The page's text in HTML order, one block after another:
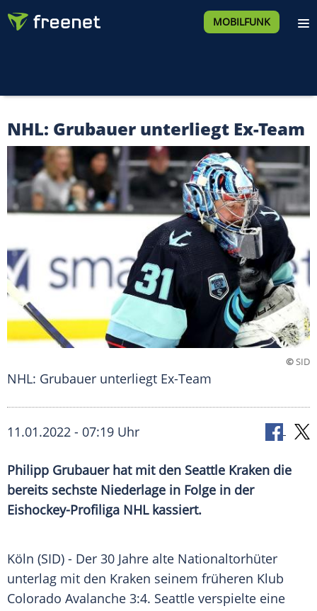
MOBILFUNK
NHL: Grubauer unterliegt Ex-Team
©SID
NHL: Grubauer unterliegt Ex-Team
11.01.2022 - 07:19 Uhr
Philipp Grubauerhat mit den Seattle Kraken die
bereits sechste Niederlage in Folge in der
Eishockey-Profiliga NHLkassiert.
Köln (SID) - Der 30 Jahre alte Nationaltorhüter
unterlag mit den Kraken seinem früheren Klub
Colorado Avalanche 3:4. Seattle verspielte eine